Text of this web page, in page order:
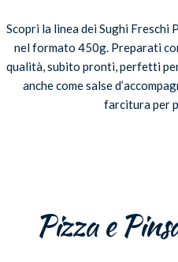
Scopri la linea dei Sughi
nel formato 450g. Preparati
qualità, subito pronti, perfetti
anche come salse
farcitura per
Pizza e